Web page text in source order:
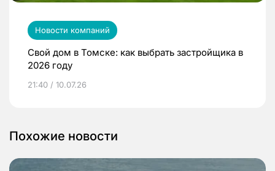
Новости компаний
Свой дом в Томске: как выбрать застройщика в
2026 году
21:40 / 10.07.26
Похожие новости